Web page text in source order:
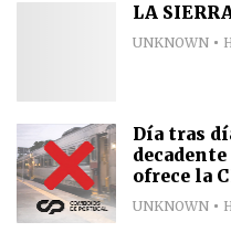
LA
UNKNOWN
Día tras
ofrece la
UNKNOWN